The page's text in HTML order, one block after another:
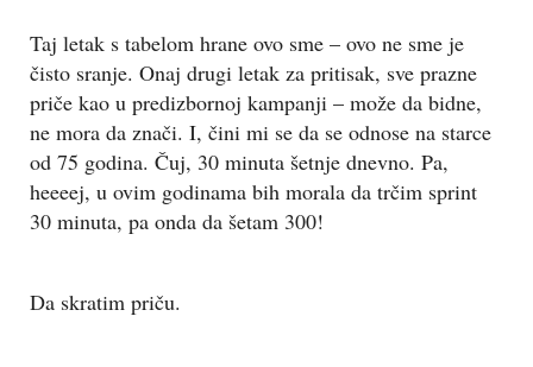
Taj letak s tabelom hrane ovo sme – ovo ne sme je
čisto sranje. Onaj drugi letak za pritisak, sve prazne
priče kao u predizbornoj kampanji – može da bidne,
ne mora da znači. I, čini mi se da se odnose na starce
od 75 godina. Čuj, 30 minuta šetnje dnevno. Pa,
heeeej, u ovim godinama bih morala da trčim sprint
30 minuta, pa onda da šetam 300!
Da skratim priču.